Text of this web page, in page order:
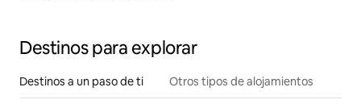
Destinos para explorar
Destinos a un paso de ti Otros tipos de alojamientos